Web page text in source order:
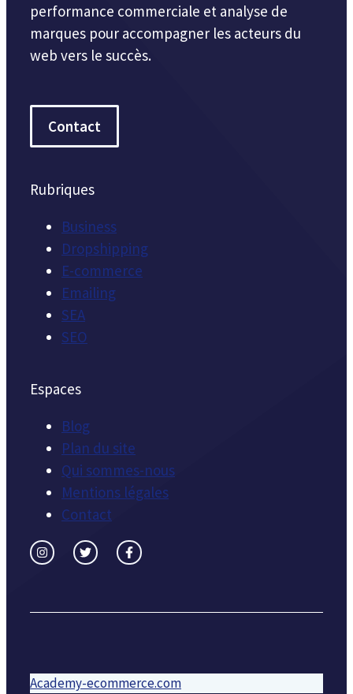
performance commerciale et analyse de
marques pour accompagner les acteurs du
web vers le succès.
Contact
Rubriques
Business
Dropshipping
E-commerce
Emailing
SEA
SEO
Espaces
Blog
Plan du site
Qui sommes-nous
Mentions légales
Contact
Academy-ecommerce.com